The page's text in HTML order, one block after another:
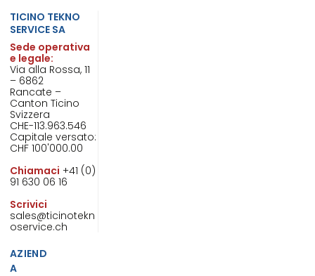
TICINO TEKNO
SERVICE SA
Sede operativa
e legale:
Via alla Rossa, 11
– 6862
Rancate –
Canton Ticino
Svizzera
CHE-113.963.546
Capitale versato:
CHF 100'000.00
Chiamaci +41 (0)
91 630 06 16
Scrivici
sales@ticinotekn
oservice.ch
AZIEND
A